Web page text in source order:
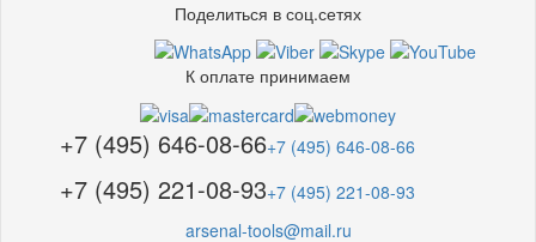
Поделиться в соц.сетях
К оплате принимаем
+7 (495) 646-08-66+7 (495) 646-08-66
+7 (495) 221-08-93+7 (495) 221-08-93
arsenal-tools@mail.ru